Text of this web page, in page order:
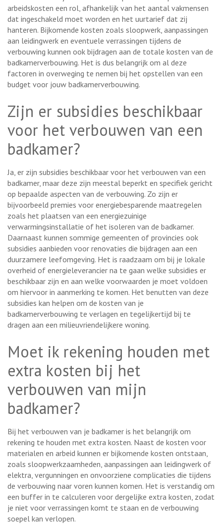
arbeidskosten een rol, afhankelijk van het aantal vakmensen
dat ingeschakeld moet worden en het uurtarief dat zij
hanteren. Bijkomende kosten zoals sloopwerk, aanpassingen
aan leidingwerk en eventuele verrassingen tijdens de
verbouwing kunnen ook bijdragen aan de totale kosten van de
badkamerverbouwing. Het is dus belangrijk om al deze
factoren in overweging te nemen bij het opstellen van een
budget voor jouw badkamerverbouwing.
Zijn er subsidies beschikbaar
voor het verbouwen van een
badkamer?
Ja, er zijn subsidies beschikbaar voor het verbouwen van een
badkamer, maar deze zijn meestal beperkt en specifiek gericht
op bepaalde aspecten van de verbouwing. Zo zijn er
bijvoorbeeld premies voor energiebesparende maatregelen
zoals het plaatsen van een energiezuinige
verwarmingsinstallatie of het isoleren van de badkamer.
Daarnaast kunnen sommige gemeenten of provincies ook
subsidies aanbieden voor renovaties die bijdragen aan een
duurzamere leefomgeving. Het is raadzaam om bij je lokale
overheid of energieleverancier na te gaan welke subsidies er
beschikbaar zijn en aan welke voorwaarden je moet voldoen
om hiervoor in aanmerking te komen. Het benutten van deze
subsidies kan helpen om de kosten van je
badkamerverbouwing te verlagen en tegelijkertijd bij te
dragen aan een milieuvriendelijkere woning.
Moet ik rekening houden met
extra kosten bij het
verbouwen van mijn
badkamer?
Bij het verbouwen van je badkamer is het belangrijk om
rekening te houden met extra kosten. Naast de kosten voor
materialen en arbeid kunnen er bijkomende kosten ontstaan,
zoals sloopwerkzaamheden, aanpassingen aan leidingwerk of
elektra, vergunningen en onvoorziene complicaties die tijdens
de verbouwing naar voren kunnen komen. Het is verstandig om
een buffer in te calculeren voor dergelijke extra kosten, zodat
je niet voor verrassingen komt te staan en de verbouwing
soepel kan verlopen.